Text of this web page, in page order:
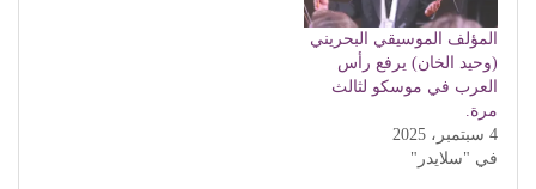
المؤلف الموسيقي البحريني
(وحيد الخان) يرفع رأس
العرب في موسكو لثالث
مرة.
4 سبتمبر، 2025
في "سلايدر"